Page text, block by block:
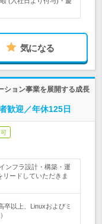
気になる
ション事業を展開する成長
迎／年休125日
ンフラ設計・構築・運
ードしていただきま
卒以上、Linuxおよびミ